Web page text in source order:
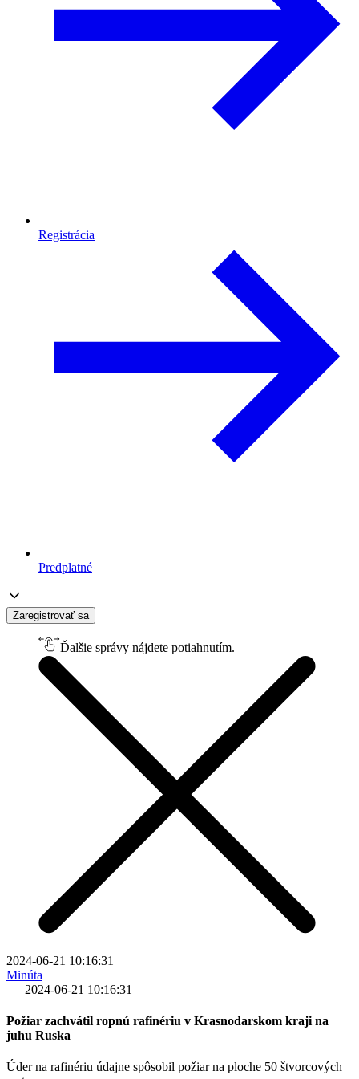
Registrácia
Predplatné
Zaregistrovať sa
Ďalšie správy nájdete potiahnutím.
2024-06-21 10:16:31
Minúta
|
2024-06-21 10:16:31
Požiar zachvátil ropnú rafinériu v Krasnodarskom kraji na
juhu Ruska
Úder na rafinériu údajne spôsobil požiar na ploche 50 štvorcových